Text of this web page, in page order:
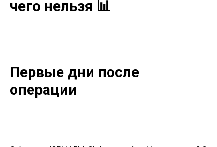
чего нельзя 📊
Первые дни после
операции